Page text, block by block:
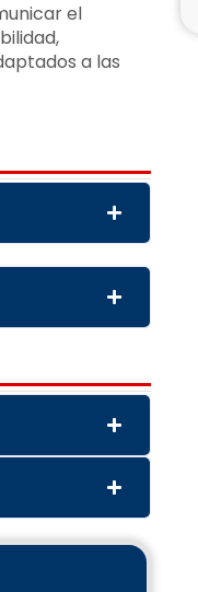
el
a las